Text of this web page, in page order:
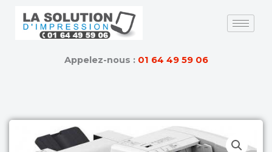
Appelez-nous : 01 64 49 59 06